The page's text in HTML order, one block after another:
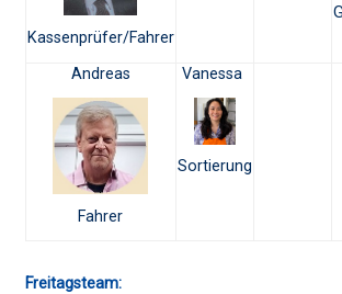
Kassenprüfer/Fahrer
Andreas
Fahrer
Vanessa
Sortierung
Freitagsteam: